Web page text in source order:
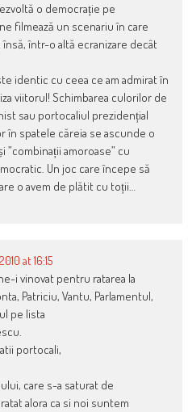
o democrație pe
filmează un scenariu în care
într-o altă ecranizare decât
identic cu ceea ce am admirat în
viitorul! Schimbarea culorilor de
sau portocaliul prezidențial
în spatele căreia se ascunde o
”combinații amoroase” cu
Un joc care începe să
o avem de plătit cu toții…
at 16:15
i vinovat pentru ratarea la
Patriciu, Vantu, Parlamentul,
pe lista
portocali,
care s-a saturat de
alora ca si noi suntem